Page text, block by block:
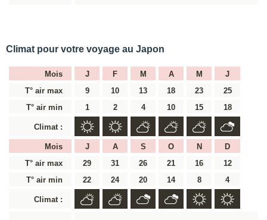
Climat pour votre voyage au Japon
Mois J F M A M
J
T° air max
9 10 13 18 23
25
T° air min
1 2 4 10 15 18
Climat :
Mois J A S O N
D
T° air max
29 31 26 21 16
12
T° air min
22 24 20 14 8 4
Climat :